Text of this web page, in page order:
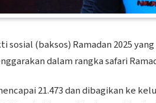
sosial (baksos) Ramadan 2025
dalam rangka safari
21.473 dan dibagikan ke